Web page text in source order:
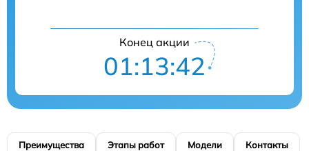
Конец акции
01:13:42
Преимущества Этапы работ Модели Контакты